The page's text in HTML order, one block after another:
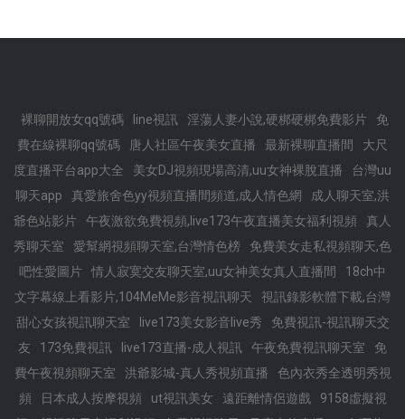
裸聊開放女qq號碼 line視訊 淫蕩人妻小說,硬梆硬梆免費影片
免
費在線裸聊qq號碼
唐人社區午夜美女直播 最新裸聊直播間
大尺
度直播平台app大全
美女DJ視頻現場高清,uu女神裸脫直播
台灣uu
聊天app
真愛旅舍色yy視頻直播間頻道,成人情色網
成人聊天室,洪
爺色站影片
午夜激欲免費視頻,live173午夜直播美女福利視頻
真人
秀聊天室
愛幫網視頻聊天室,台灣情色榜
免費美女走私視頻聊天,色
吧性愛圖片
情人寂寞交友聊天室,uu女神美女真人直播間
18ch中
文字幕線上看影片,104MeMe影音視訊聊天
視訊錄影軟體下載,台灣
甜心女孩視訊聊天室
live173美女影音live秀
免費視訊-視訊聊天交
友
173免費視訊 live173直播-成人視訊 午夜免費視訊聊天室
免
費午夜視頻聊天室
洪爺影城-真人秀視頻直播
色內衣秀全透明秀視
頻
日本成人按摩視頻 ut視訊美女 遠距離情侶遊戲
9158虛擬視